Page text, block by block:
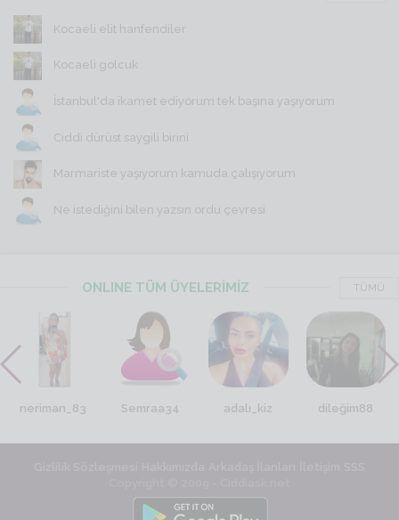
Kocaeli elit hanfendiler
Kocaeli golcuk
İstanbul'da ikamet ediyorum tek başına yaşıyorum
Ciddi dürüst saygili birini
Marmariste yaşıyorum kamuda çalışıyorum
Ne istediğini bilen yazsın ordu çevresi
ONLINE TÜM ÜYELERİMİZ TÜMÜ
neriman_83 Semraa34 adalı_kiz dileğim88